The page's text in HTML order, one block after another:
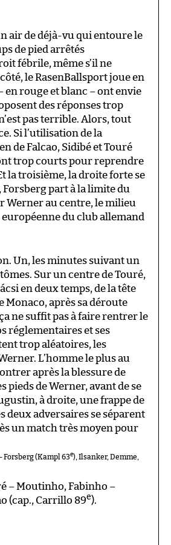
air de déjà-vu qui entoure le
de pied arrêtés
fébrile, même s’il ne
le RasenBallsport joue en
en rouge et blanc – ont envie
des réponses trop
pas terrible. Alors, tout
Si l’utilisation de la
de Falcao, Sidibé et Touré
trop courts pour reprendre
la troisième, la droite forte se
Forsberg part à la limite du
Werner au centre, le milieu
du club allemand
Un, les minutes suivant un
Sur un centre de Touré,
en deux temps, de la tête
Monaco, après sa déroute
ne suffit pas à faire rentrer le
réglementaires et ses
trop aléatoires, les
L’homme le plus au
après la blessure de
pieds de Werner, avant de se
à droite, une frappe de
deux adversaires se séparent
un match très moyen pour
Forsberg (Kampl 63e), Ilsanker, Demme,
– Moutinho, Fabinho –
(cap., Carrillo 89e).